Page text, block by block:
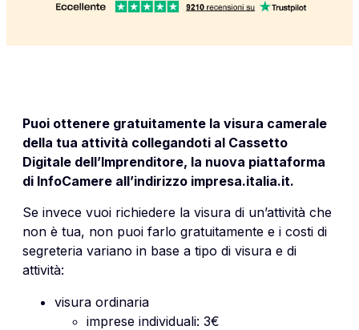
Puoi ottenere gratuitamente la visura camerale
della tua attività collegandoti al Cassetto
Digitale dell’Imprenditore, la nuova piattaforma
di InfoCamere all’indirizzo impresa.italia.it.
Se invece vuoi richiedere la visura di un’attività che
non è tua, non puoi farlo gratuitamente e i costi di
segreteria variano in base a tipo di visura e di
attività:
visura ordinaria
imprese individuali: 3€